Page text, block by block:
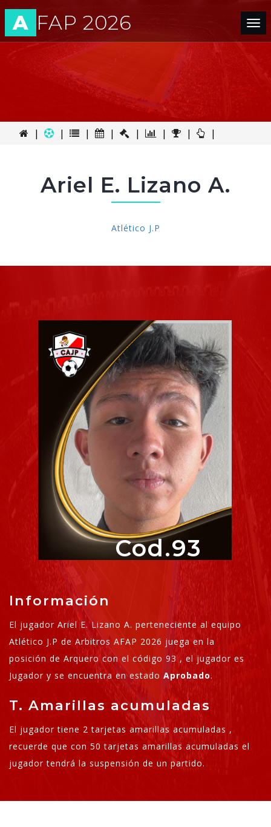
A FAP 2026
| | | | | | | |
Ariel E. Lizano A.
Atlético J.P
Cod.93
Información
El jugador Ariel E. Lizano A. perteneciente al equipo
Atlético J.P de Arbitros AFAP 2026 juega en la
posición de Arquero con el código 93 , el jugador es
Jugador y se encuentra en estado Aprobado.
T. Amarillas acumuladas
El jugador tiene 2 tarjetas amarillas acumuladas ,
recuerde que con 50 tarjetas amarillas acumuladas el
jugador tendrá la suspensión de un partido.